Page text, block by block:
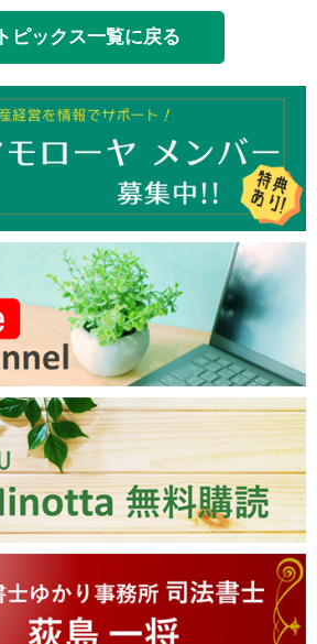
トピックス一覧に戻る